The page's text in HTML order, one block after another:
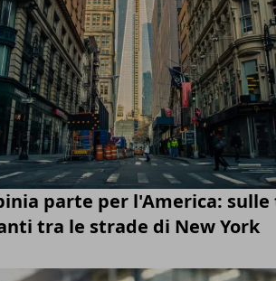
parte per l'America: sulle
tra le strade di New York